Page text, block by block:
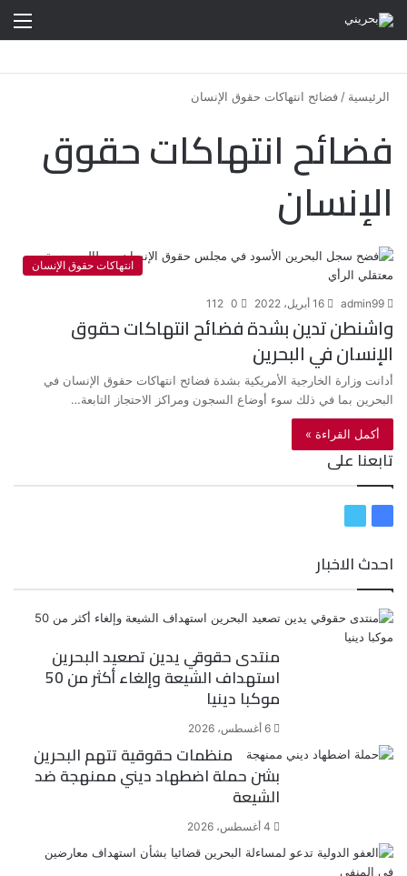
الرئيسية / فضائح انتهاكات حقوق الإنسان
فضائح انتهاكات حقوق
الإنسان
انتهاكات حقوق الإنسان
admin99 16 أبريل، 2022 0
112
واشنطن تدين بشدة فضائح انتهاكات حقوق
الإنسان في البحرين
أدانت وزارة الخارجية الأمريكية بشدة فضائح انتهاكات حقوق الإنسان في
البحرين بما في ذلك سوء أوضاع السجون ومراكز الاحتجاز التابعة…
أكمل القراءة »
تابعنا على
س
ك
ي
احدث الاخبار
منتدى حقوقي يدين تصعيد البحرين
استهداف الشيعة وإلغاء أكثر من 50
موكبا دينيا
6 أغسطس، 2026
منظمات حقوقية تتهم البحرين
بشن حملة اضطهاد ديني ممنهجة ضد
الشيعة
4 أغسطس، 2026